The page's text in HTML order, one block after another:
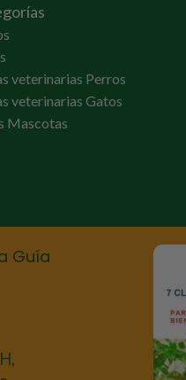
veterinarias Perros
veterinarias Gatos
Mascotas
Guía